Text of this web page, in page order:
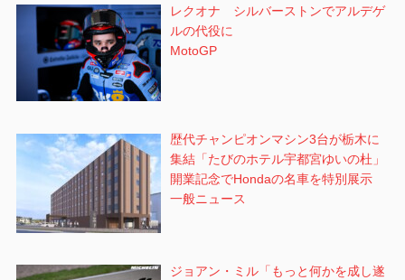
レクオナ シルバーストンでアルデゲ
ルの代役に
MotoGP
歴代チャンピオンマシン3台が栃木に
集結「たびのホテル宇都宮ゆいの杜」
開業記念でHondaの名車を特別展示
一般ニュース
ジョアン・ミル「もっと何かを成し遂